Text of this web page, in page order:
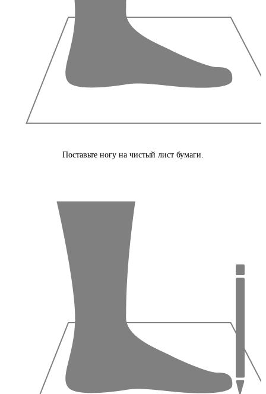
Поставьте ногу на чистый лист бумаги.